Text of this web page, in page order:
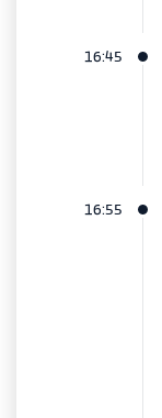
16:45
16:55